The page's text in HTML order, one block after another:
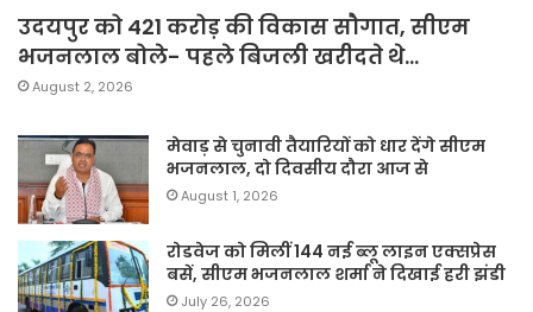
उदयपुर को 421 करोड़ की विकास सौगात, सीएम
भजनलाल बोले- पहले बिजली खरीदते थे…
August 2, 2026
मेवाड़ से चुनावी तैयारियों को धार देंगे सीएम
भजनलाल, दो दिवसीय दौरा आज से
August 1, 2026
रोडवेज को मिलीं 144 नई ब्लू लाइन एक्सप्रेस
बसें, सीएम भजनलाल शर्मा ने दिखाई हरी झंडी
July 26, 2026